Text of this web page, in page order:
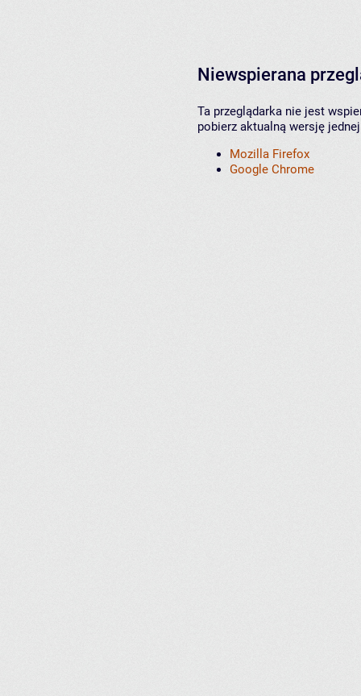
Niewspierana
Ta przeglądarka nie jest
pobierz aktualną wersję
Mozilla Firefox
Google Chrome